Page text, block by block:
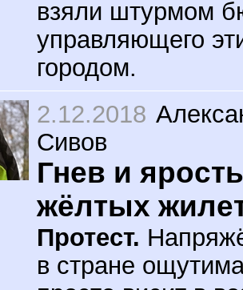
взяли штурмом
управляющего
городом.
2.12.2018
Сивов
Гнев и ярость
жёлтых
Протест.
в стране